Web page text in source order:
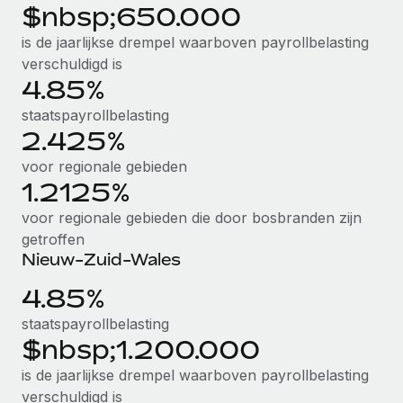
Secundaire arbeidsvoorwaarden
Eenvoudig secundaire arbeidsvoorwaarden
beheren
BLOG
Productupdates van Remote: Gusto- en Xero-
integraties en Contractor Management Plus
te helpen bij het aannemen, beheren en...
Meer informatie
Hoe Phiture 55 werknemers in 19 landen
beheert met Remote
Phiture, een toonaangevende leider in de wereldwijde
mobiele groeiadviessector, zet zich sinds 2016...
Meer informatie
$nbsp;650.000
is de jaarlijkse drempel waarboven payrollbelasting
verschuldigd is
4.85%
staatspayrollbelasting
2.425%
voor regionale gebieden
1.2125%
voor regionale gebieden die door bosbranden zijn
getroffen
Nieuw-Zuid-Wales
4.85%
staatspayrollbelasting
$nbsp;1.200.000
is de jaarlijkse drempel waarboven payrollbelasting
verschuldigd is